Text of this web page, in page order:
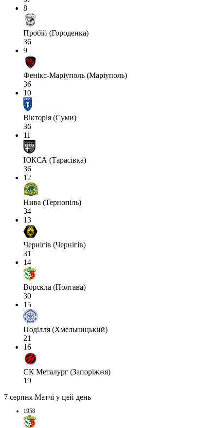
8
Пробій (Городенка)
36
9
Фенікс-Маріуполь (Маріуполь)
36
10
Вікторія (Суми)
36
11
ЮКСА (Тарасівка)
36
12
Нива (Тернопіль)
34
13
Чернігів (Чернігів)
31
14
Ворскла (Полтава)
30
15
Поділля (Хмельницький)
21
16
СК Металург (Запоріжжя)
19
7 серпня Матчі у цей день
1958